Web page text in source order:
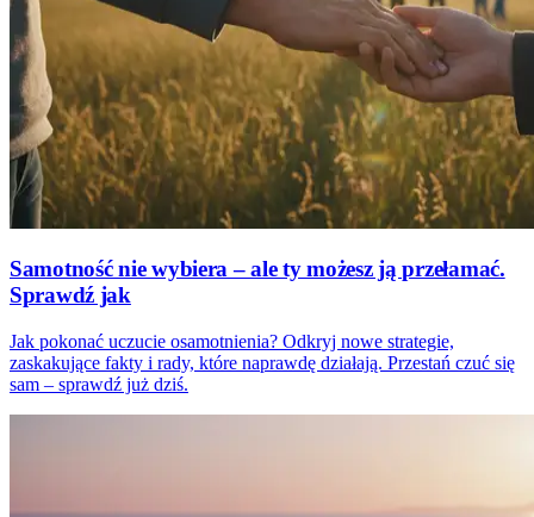
Samotność nie wybiera – ale ty możesz ją przełamać.
Sprawdź jak
Jak pokonać uczucie osamotnienia? Odkryj nowe strategie,
zaskakujące fakty i rady, które naprawdę działają. Przestań czuć się
sam – sprawdź już dziś.